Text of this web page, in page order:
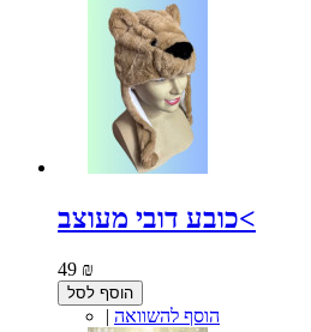
כובע דובי מעוצב<
49 ₪
הוסף לסל
| הוסף להשוואה